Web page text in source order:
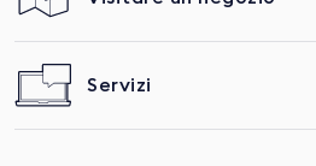
Servizi